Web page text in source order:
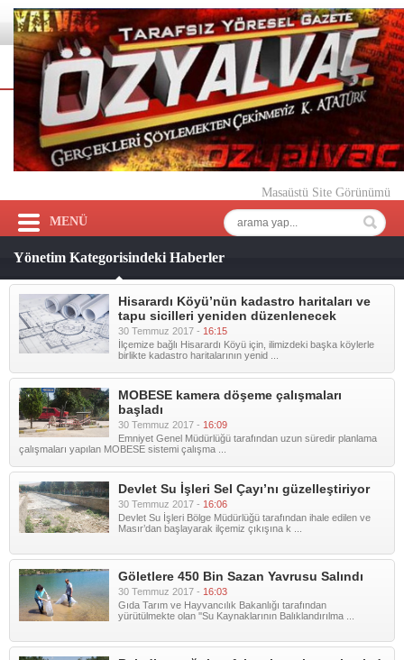
Masaüstü Site Görünümü
MENÜ
Yönetim Kategorisindeki Haberler
Hisarardı Köyü’nün kadastro haritaları ve
tapu sicilleri yeniden düzenlenecek
30 Temmuz 2017 - 16:15
İlçemize bağlı Hisarardı Köyü için, ilimizdeki başka köylerle
birlikte kadastro haritalarının yenid ...
MOBESE kamera döşeme çalışmaları
başladı
30 Temmuz 2017 - 16:09
Emniyet Genel Müdürlüğü tarafından uzun süredir planlama
çalışmaları yapılan MOBESE sistemi çalışma ...
Devlet Su İşleri Sel Çayı’nı güzelleştiriyor
30 Temmuz 2017 - 16:06
Devlet Su İşleri Bölge Müdürlüğü tarafından ihale edilen ve
Masır’dan başlayarak ilçemiz çıkışına k ...
Göletlere 450 Bin Sazan Yavrusu Salındı
30 Temmuz 2017 - 16:03
Gıda Tarım ve Hayvancılık Bakanlığı tarafından
yürütülmekte olan ''Su Kaynaklarının Balıklandırılma ...